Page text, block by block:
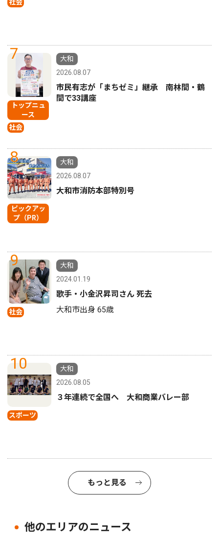
社会
7
トップニュ
ース
社会
大和
2026.08.07
市民有志が「まちゼミ」継承 南林間・鶴
間で33講座
8
ピックアッ
プ（PR）
大和
2026.08.07
大和市消防本部特別号
9
社会
大和
2024.01.19
歌手・小金沢昇司さん 死去
大和市出身 65歳
10
スポーツ
大和
2026.08.05
３年連続で全国へ 大和商業バレー部
もっと見る
他のエリアのニュース